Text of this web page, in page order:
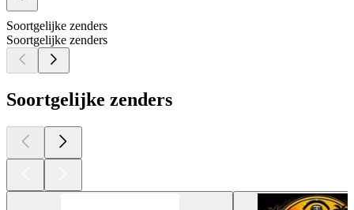
Soortgelijke zenders
Soortgelijke zenders
Soortgelijke zenders